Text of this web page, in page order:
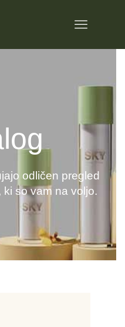
odličen pregled
so vam na voljo.